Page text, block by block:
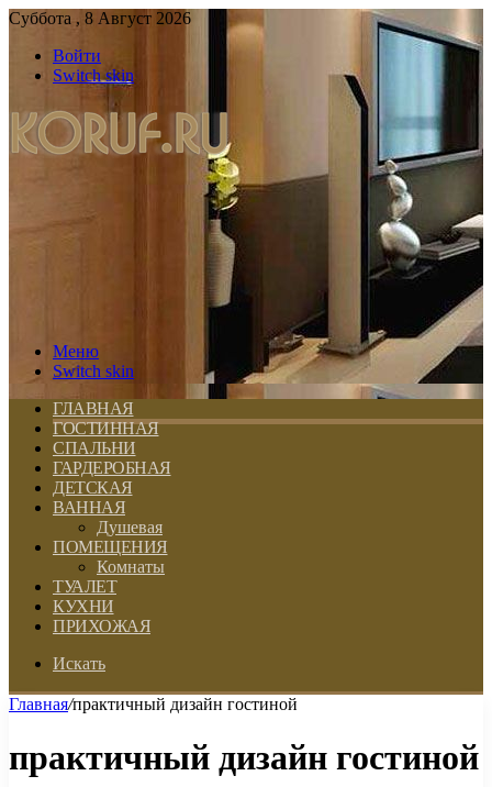
Суббота , 8 Август 2026
Войти
Switch skin
Меню
Switch skin
ГЛАВНАЯ
ГОСТИННАЯ
СПАЛЬНИ
ГАРДЕРОБНАЯ
ДЕТСКАЯ
ВАННАЯ
Душевая
ПОМЕЩЕНИЯ
Комнаты
ТУАЛЕТ
КУХНИ
ПРИХОЖАЯ
Искать
Главная/практичный дизайн гостиной
практичный дизайн гостиной